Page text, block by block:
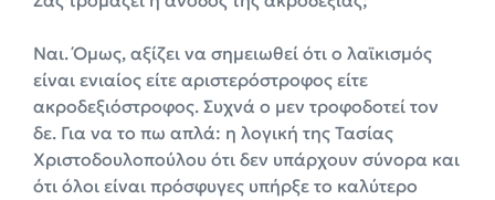
Ναι. Όμως, αξίζει να σημειωθεί ότι ο λαϊκισμός
είναι ενιαίος είτε αριστερόστροφος είτε
ακροδεξιόστροφος. Συχνά ο μεν τροφοδοτεί τον
δε. Για να το πω απλά: η λογική της Τασίας
Χριστοδουλοπούλου ότι δεν υπάρχουν σύνορα και
ότι όλοι είναι πρόσφυγες υπήρξε το καλύτερο